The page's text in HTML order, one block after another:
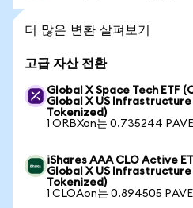
더 많은 변환 살펴보기
고급 자산 전환
Global X Space Tech ETF
Global X US
Tokenized)
1 ORBXon는 0.735244
iShares AAA CLO Active
Global X US
Tokenized)
1 CLOAon는 0.894505